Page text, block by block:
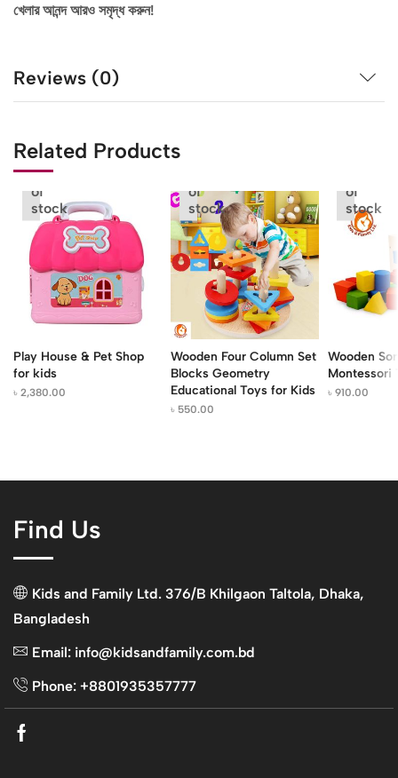
খেলার আনন্দ আরও সমৃদ্ধ করুন!
Reviews (0)
Related Products
Out
of
stock
Play House & Pet Shop
for kids
৳ 2,380.00
of
stock
Wooden Four Column Set
Blocks Geometry
Educational Toys for Kids
৳ 550.00
of
stock
Wooden
Montessori
৳910.00
Find Us
Kids and Family Ltd. 376/B Khilgaon Taltola, Dhaka,
Bangladesh
Email: info@kidsandfamily.com.bd
Phone: +8801935357777